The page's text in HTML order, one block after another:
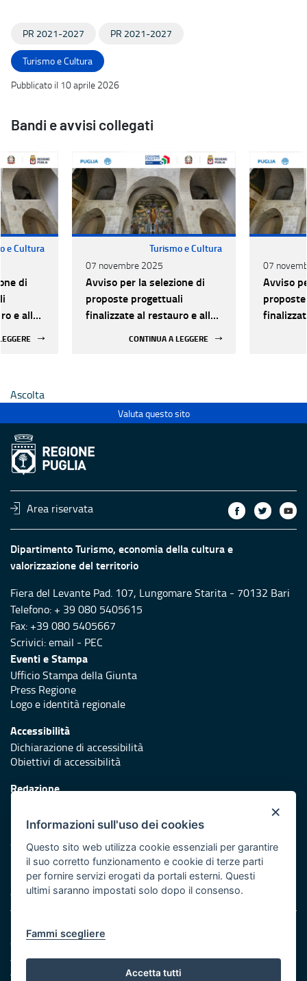
PR 2021-2027 PR 2021-2027
Turismo e Cultura
Pubblicato il 10 aprile 2026
Bandi e avvisi collegati
e Cultura
di
e alla
Turismo e Cultura
07 novembre 2025
Avviso per la selezione di
proposte progettuali
finalizzate al restauro e alla
CONTINUA A LEGGERE
07
Avviso
Ascolta
Valuta questo sito
Area riservata
Dipartimento Turismo, economia della cultura e
valorizzazione del territorio
Fiera del Levante Pad. 107, Lungomare Starita - 70132 Bari
Telefono: + 39 080 5405615
Fax: +39 080 5405667
Scrivici:email - PEC
Eventi e Stampa
Ufficio Stampa della Giunta
Press Regione
Logo e identità regionale
Accessibilità
Dichiarazione di accessibilità
Obiettivi di accessibilità
Redazione
Protezione civile
Vai al sito di Protezione Civile Puglia
Iniziativa finanziata con risorse del POR Puglia 2014/2020 -
Asse XI
Note legali
Cookie e privacy
Amministrazione trasparente
Atti di notifica
×
Informazioni sull'uso dei cookies
Questo sito web utilizza cookie essenziali per garantire
il suo corretto funzionamento e cookie di terze parti
per fornire servizi erogati da portali esterni. Questi
ultimi saranno impostati solo dopo il consenso.
Fammi scegliere
Accetta tutti